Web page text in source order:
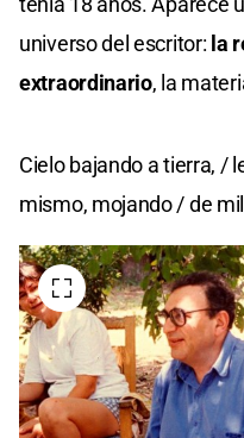
universo del escritor: la
extraordinario, la
Cielo bajando a tierra, /
mismo, mojando / de